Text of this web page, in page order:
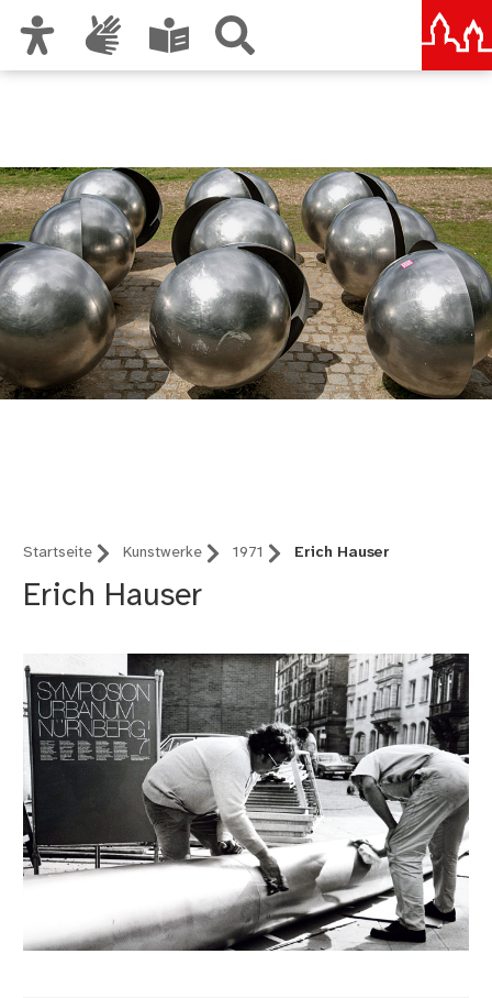
Startseite Kunstwerke 1971 Erich Hauser
Erich Hauser